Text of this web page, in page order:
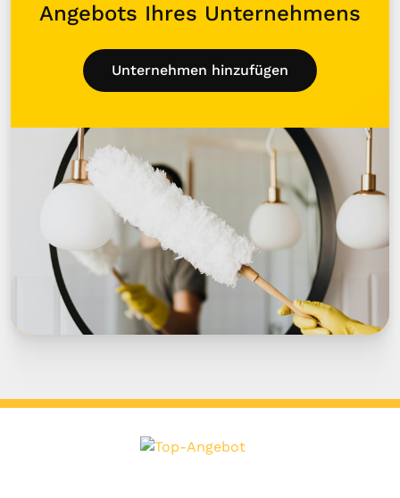
Angebots Ihres Unternehmens
Unternehmen hinzufügen